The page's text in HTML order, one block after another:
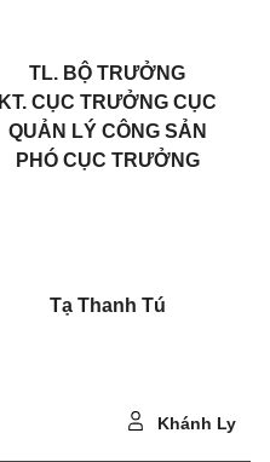
TL. BỘ TRƯỞNG
KT. CỤC TRƯỞNG CỤC
QUẢN LÝ CÔNG SẢN
PHÓ CỤC TRƯỞNG
Tạ Thanh Tú
Khánh Ly